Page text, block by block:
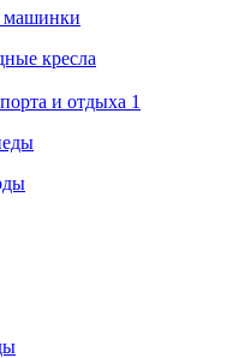
машинки
кресла
и отдыха 1